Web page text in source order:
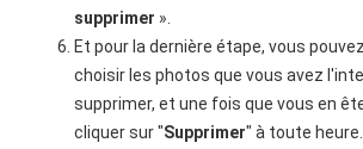
supprimer ».
Et pour la dernière étape, vous
choisir les photos que vous avez
supprimer, et une fois que vous en
cliquer sur "Supprimer" à toute heure.